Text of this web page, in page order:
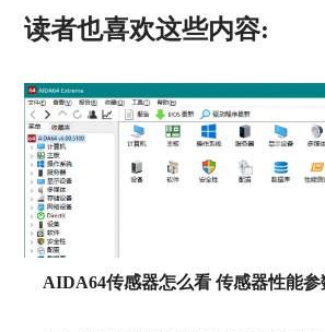
第三步： 打开“硬件监视工具”中的
能，其功能界面如下图4所示，在
可以更改传感器界面的刷新频率，
秒（5秒）刷新一次，这里小编将
秒，大家应该根据自身需要进行更
后，点击“应用”按钮即可。
读者也喜欢这些内容:
AIDA64传感器怎么看 传感器性能参